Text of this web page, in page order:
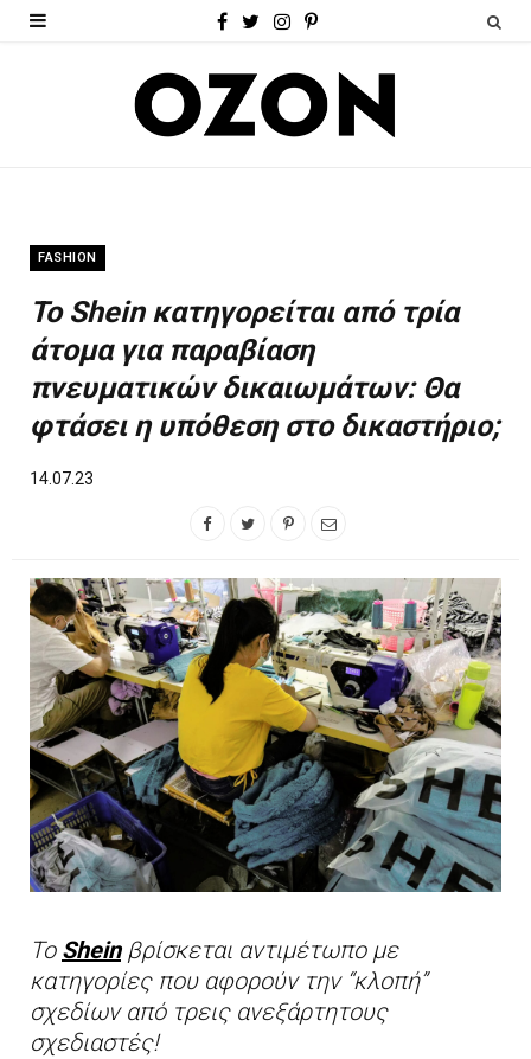
F
k
T
i
I
a
m
P
s
FASHION
Το Shein κατηγορείται από τρία
άτομα για παραβίαση
πνευματικών δικαιωμάτων: Θα
φτάσει η υπόθεση στο δικαστήριο;
14.07.23
To Sheinβρίσκεται αντιμέτωπο με
κατηγορίες που αφορούν την “κλοπή”
σχεδίων από τρεις ανεξάρτητους
σχεδιαστές!